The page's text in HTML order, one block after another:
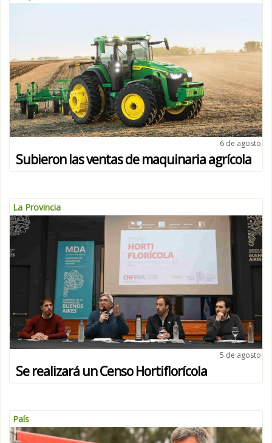
6 de agosto
Subieron las ventas de maquinaria agrícola
La Provincia
5 de agosto
Se realizará un Censo Hortiflorícola
País